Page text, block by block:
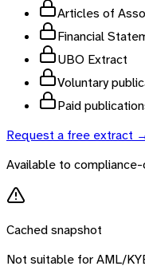
Articles of
Financial
UBO Extract
Voluntary
Paid
Request a free extract
Available to
Cached snapshot
Not suitable for AML/